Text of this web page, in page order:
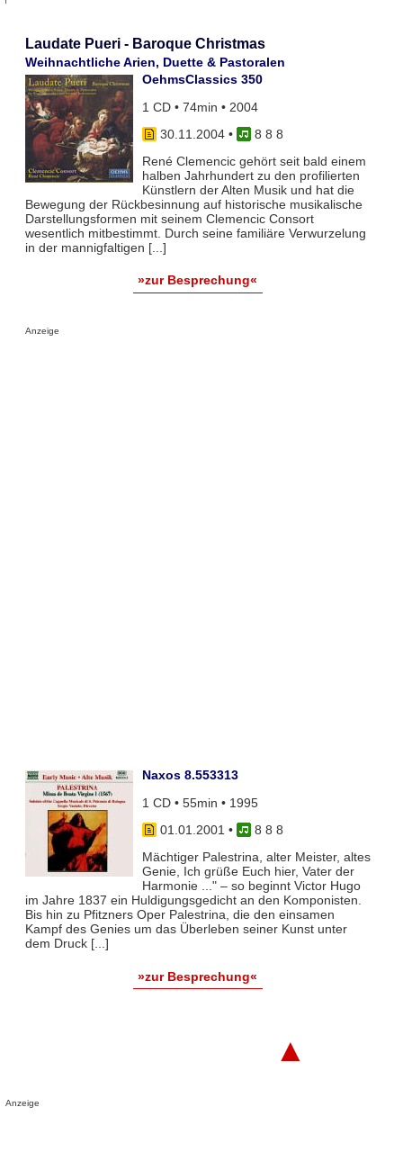
Laudate Pueri - Baroque Christmas
Weihnachtliche Arien, Duette & Pastoralen
OehmsClassics 350
1 CD • 74min • 2004
30.11.2004•
8 8 8
René Clemencic gehört seit bald einem
halben Jahrhundert zu den profilierten
Künstlern der Alten Musik und hat die
Bewegung der Rückbesinnung auf historische musikalische
Darstellungsformen mit seinem Clemencic Consort
wesentlich mitbestimmt. Durch seine familiäre Verwurzelung
in der mannigfaltigen [...]
»zur Besprechung«
Anzeige
Naxos 8.553313
1 CD • 55min • 1995
01.01.2001 •
8 8 8
Mächtiger Palestrina, alter Meister, altes
Genie, Ich grüße Euch hier, Vater der
Harmonie ..." – so beginnt Victor Hugo
im Jahre 1837 ein Huldigungsgedicht an den Komponisten.
Bis hin zu Pfitzners Oper Palestrina, die den einsamen
Kampf des Genies um das Überleben seiner Kunst unter
dem Druck [...]
»zur Besprechung«
▲
Anzeige